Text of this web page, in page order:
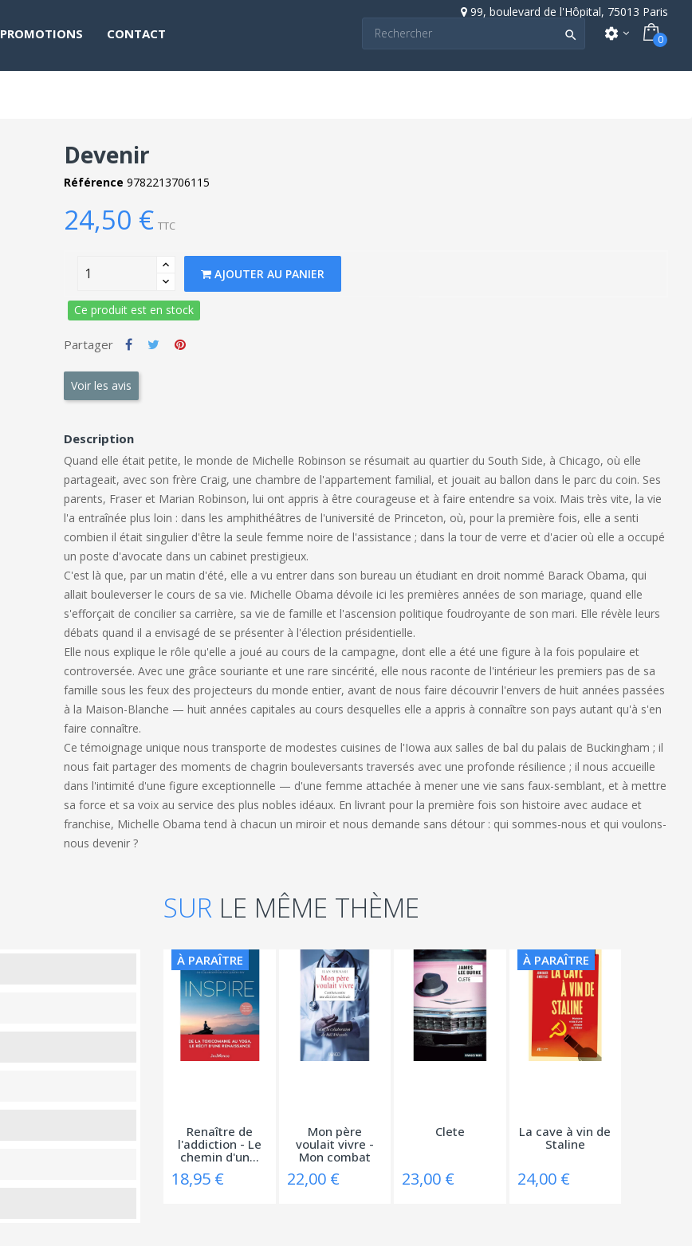
99, boulevard de l'Hôpital, 75013 Paris
PROMOTIONS CONTACT  settings 0
Devenir
Référence 9782213706115
24,50 € TTC
AJOUTER AU PANIER
Ce produit est en stock
Partager
Voir les avis
Description
Quand elle était petite, le monde de Michelle Robinson se résumait au quartier du South Side, à Chicago, où elle
partageait, avec son frère Craig, une chambre de l'appartement familial, et jouait au ballon dans le parc du coin. Ses
parents, Fraser et Marian Robinson, lui ont appris à être courageuse et à faire entendre sa voix. Mais très vite, la vie
l'a entraînée plus loin : dans les amphithéâtres de l'université de Princeton, où, pour la première fois, elle a senti
combien il était singulier d'être la seule femme noire de l'assistance ; dans la tour de verre et d'acier où elle a occupé
un poste d'avocate dans un cabinet prestigieux.
C'est là que, par un matin d'été, elle a vu entrer dans son bureau un étudiant en droit nommé Barack Obama, qui
allait bouleverser le cours de sa vie. Michelle Obama dévoile ici les premières années de son mariage, quand elle
s'efforçait de concilier sa carrière, sa vie de famille et l'ascension politique foudroyante de son mari. Elle révèle leurs
débats quand il a envisagé de se présenter à l'élection présidentielle.
Elle nous explique le rôle qu'elle a joué au cours de la campagne, dont elle a été une figure à la fois populaire et
controversée. Avec une grâce souriante et une rare sincérité, elle nous raconte de l'intérieur les premiers pas de sa
famille sous les feux des projecteurs du monde entier, avant de nous faire découvrir l'envers de huit années passées
à la Maison-Blanche — huit années capitales au cours desquelles elle a appris à connaître son pays autant qu'à s'en
faire connaître.
Ce témoignage unique nous transporte de modestes cuisines de l'Iowa aux salles de bal du palais de Buckingham ; il
nous fait partager des moments de chagrin bouleversants traversés avec une profonde résilience ; il nous accueille
dans l'intimité d'une figure exceptionnelle — d'une femme attachée à mener une vie sans faux-semblant, et à mettre
sa force et sa voix au service des plus nobles idéaux. En livrant pour la première fois son histoire avec audace et
franchise, Michelle Obama tend à chacun un miroir et nous demande sans détour : qui sommes-nous et qui voulons-
nous devenir ?
SUR LE MÊME THÈME
À PARAÎTRE
Renaître de
l'addiction - Le
chemin d'un...
18,95 €
Mon père
voulait vivre -
Mon combat
22,00 €
Clete
23,00 €
À PARAÎTRE
La cave à vin de
Staline
24,00 €